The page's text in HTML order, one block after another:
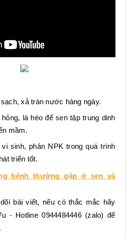
xả tràn nước hàng ngày.
lá héo để sen tập trung dinh
mầm.
vi sinh, phân NPK trong quá trình
triển tốt.
bệnh thường gặp ở sen và
bài viết, nếu có thắc mắc hãy
- Hotline 0944484446 (zalo) để